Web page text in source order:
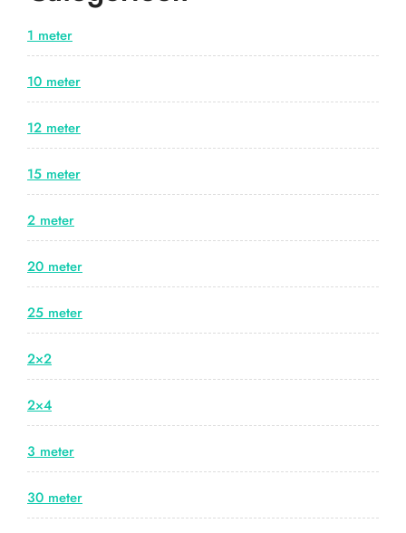
1 meter
10 meter
12 meter
15 meter
2 meter
20 meter
25 meter
2×2
2×4
3 meter
30 meter